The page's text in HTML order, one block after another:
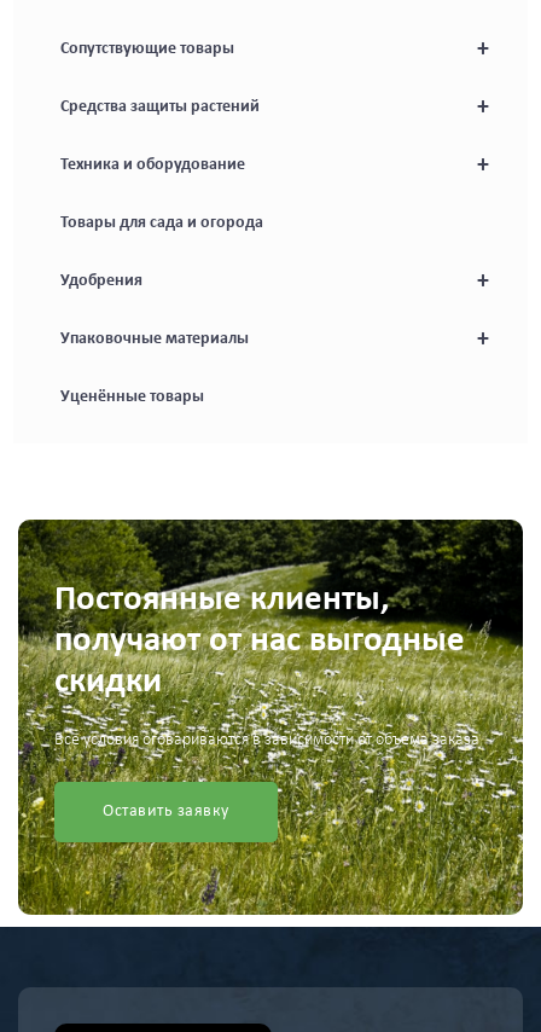
+
Сопутствующие товары
+
Средства защиты растений
+
Техника и оборудование
Товары для сада и огорода
+
Удобрения
+
Упаковочные материалы
Уценённые товары
Постоянные клиенты,
получают от нас выгодные
скидки
Все условия оговариваются в зависимости от объема заказа
Оставить заявку